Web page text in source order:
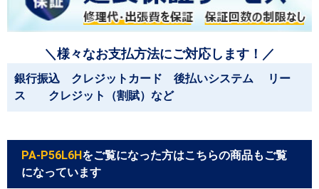
＼様々なお支払方法にご対応します！／
銀行振込 クレジットカード 後払いシステム リー
ス クレジット（割賦）など
PA-P56L6H をご覧になった方はこちらの商品もご覧
になっています